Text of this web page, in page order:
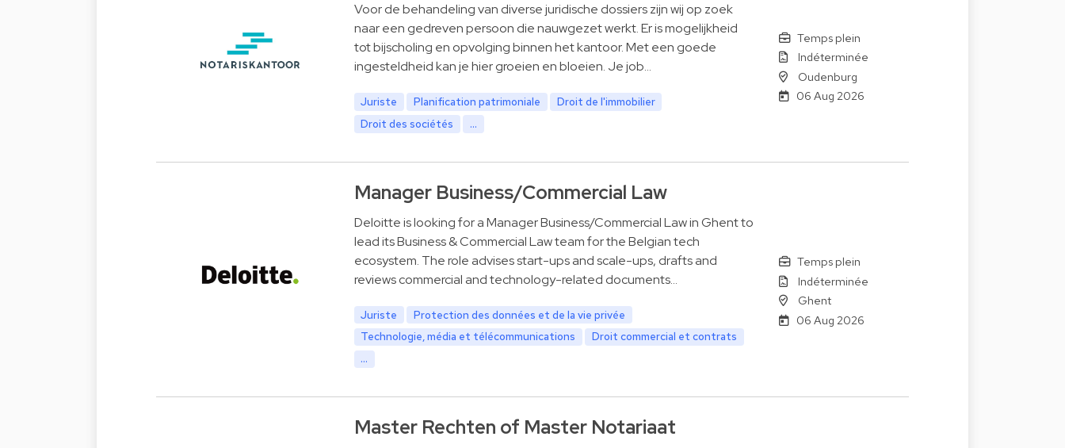
Voor de behandeling van diverse juridische dossiers zijn wij op zoek
naar een gedreven persoon die nauwgezet werkt. Er is mogelijkheid
tot bijscholing en opvolging binnen het kantoor. Met een goede
ingesteldheid kan je hier groeien en bloeien. Je job…
Juriste Planification patrimoniale
Droit de l'immobilier
Droit des sociétés
...
Temps plein
Indéterminée
Oudenburg
06 Aug 2026
Manager Business/Commercial Law
Deloitte is looking for a Manager Business/Commercial Law in Ghent to
lead its Business & Commercial Law team for the Belgian tech
ecosystem. The role advises start-ups and scale-ups, drafts and
reviews commercial and technology-related documents…
Juriste
Protection des données et de la vie privée
Technologie, média et télécommunications
Droit commercial et contrats
...
Temps plein
Indéterminée
Ghent
06 Aug 2026
Master Rechten of Master Notariaat